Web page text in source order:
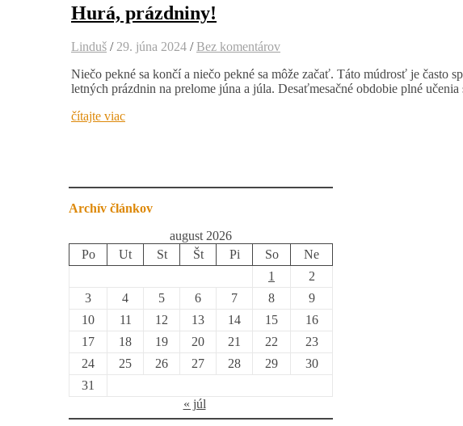
Hurá, prázdniny!
Linduš / 29. júna 2024 / Bez komentárov
Niečo pekné sa končí a niečo pekné sa môže začať. Táto múdrosť je často
letných prázdnin na prelome júna a júla. Desaťmesačné obdobie plné
čítajte viac
Archív článkov
august 2026
Po
Ut St Št Pi So
Ne
1
2
3
4 5 6 7 8
9
10
11 12 13 14 15
16
17
18 19 20 21 22
23
24
25 26 27 28 29
30
31
« júl